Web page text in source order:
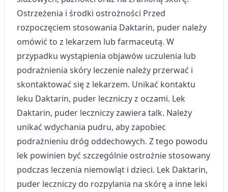
Ostrzeżenia i środki ostrożności Przed
rozpoczęciem stosowania Daktarin, puder należy
omówić to z lekarzem lub farmaceutą. W
przypadku wystąpienia objawów uczulenia lub
podrażnienia skóry leczenie należy przerwać i
skontaktować się z lekarzem. Unikać kontaktu
leku Daktarin, puder leczniczy z oczami. Lek
Daktarin, puder leczniczy zawiera talk. Należy
unikać wdychania pudru, aby zapobiec
podrażnieniu dróg oddechowych. Z tego powodu
lek powinien być szczególnie ostrożnie stosowany
podczas leczenia niemowląt i dzieci. Lek Daktarin,
puder leczniczy do rozpylania na skórę a inne leki